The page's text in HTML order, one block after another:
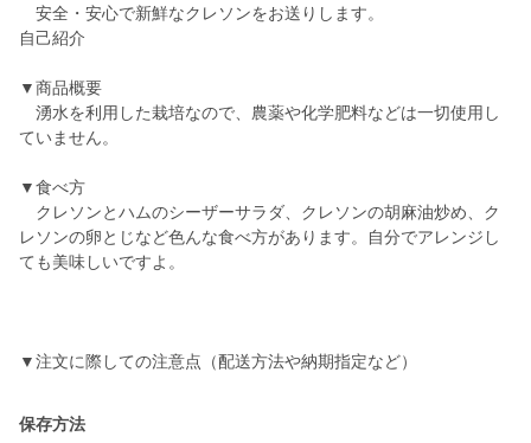
安全・安心で新鮮なクレソンをお送りします。
自己紹介
▼商品概要
湧水を利用した栽培なので、農薬や化学肥料などは一切使用し
ていません。
▼食べ方
クレソンとハムのシーザーサラダ、クレソンの胡麻油炒め、ク
レソンの卵とじなど色んな食べ方があります。自分でアレンジし
ても美味しいですよ。
▼注文に際しての注意点（配送方法や納期指定など）
保存方法